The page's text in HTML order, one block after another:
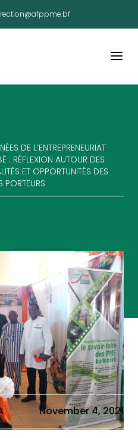
DE L’ENTREPRENEURIAT
: RÉFLEXION AUTOUR DES
ET OPPORTUNITÉS DES
PORTEURS
November 4, 2021